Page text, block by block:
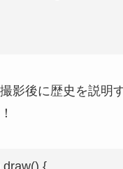
影後に歴史を説明